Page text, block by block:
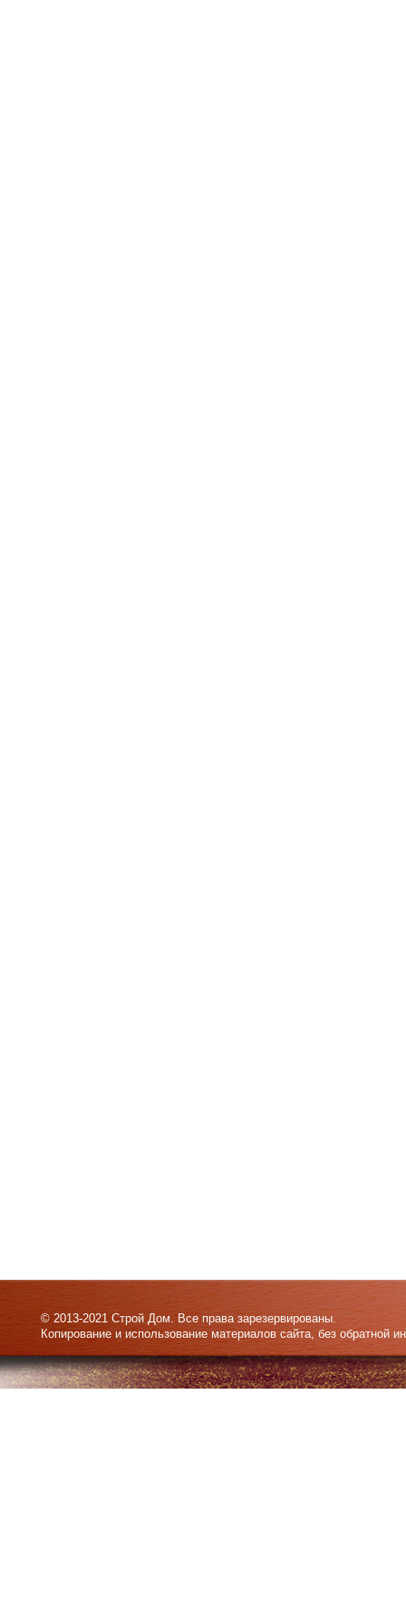
© 2013-2021 Строй Дом. Все права зарезервированы.
Копирование и использование материалов сайта, без обратной